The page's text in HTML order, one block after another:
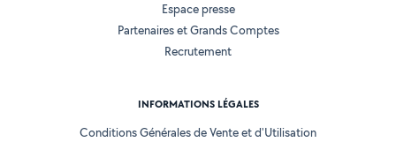
Espace presse
Partenaires et Grands Comptes
Recrutement
INFORMATIONS LÉGALES
Conditions Générales de Vente et d'Utilisation